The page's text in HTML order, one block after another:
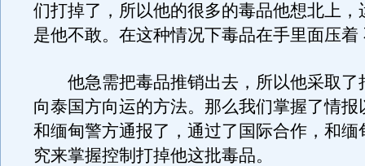
们打掉了，所以他的很多的毒品他想北上，
是他不敢。在这种情况下毒品在手里面压着
他急需把毒品推销出去，所以他采取了
向泰国方向运的方法。那么我们掌握了情报
和缅甸警方通报了，通过了国际合作，和缅
究来掌握控制打掉他这批毒品。